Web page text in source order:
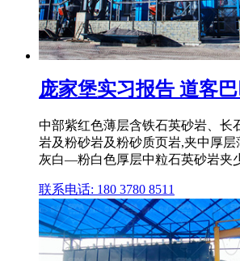
庞家堡实习报告 道客
中部紫红色薄层含铁石英砂岩、长
岩及粉砂岩及粉砂质页岩,夹中厚
灰白—粉白色厚层中粒石英砂岩夹
联系电话: 180 3780 8511